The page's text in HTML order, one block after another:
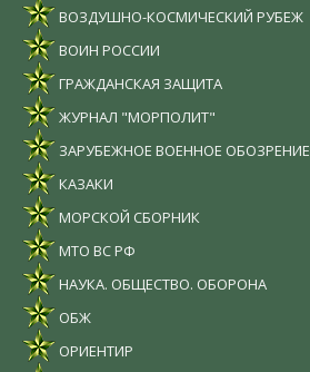
ВОЗДУШНО-КОСМИЧЕСКИЙ РУБЕЖ
ВОИН РОССИИ
ГРАЖДАНСКАЯ ЗАЩИТА
ЖУРНАЛ "МОРПОЛИТ"
ЗАРУБЕЖНОЕ ВОЕННОЕ ОБОЗРЕНИЕ
КАЗАКИ
МОРСКОЙ СБОРНИК
МТО ВС РФ
НАУКА. ОБЩЕСТВО. ОБОРОНА
ОБЖ
ОРИЕНТИР